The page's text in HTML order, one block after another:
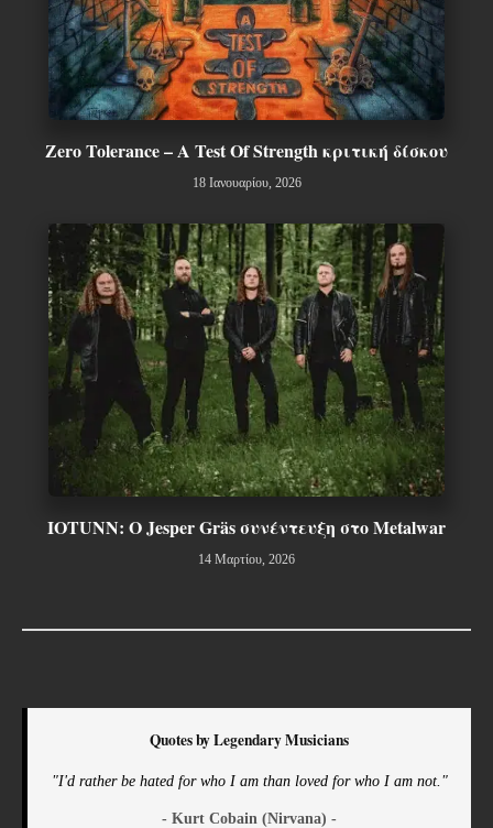
Zero Tolerance – A Test Of Strength κριτική δίσκου
18 Ιανουαρίου, 2026
IOTUNN: Ο Jesper Gräs συνέντευξη στο Metalwar
14 Μαρτίου, 2026
Quotes by Legendary Musicians
"I'd rather be hated for who I am than loved for who I am not."
- Kurt Cobain (Nirvana) -